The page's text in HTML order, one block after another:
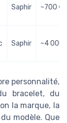
Saphir ~700 €
Saphir ~4 000
personnalité,
bracelet, du
la marque, la
modèle. Que